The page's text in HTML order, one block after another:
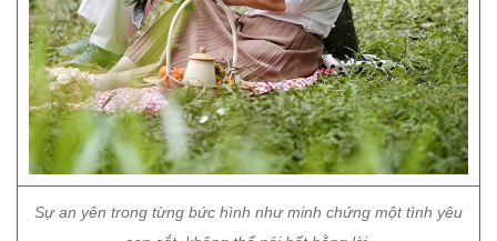
Sự an yên trong từng bức hình như minh chứng một tình yêu